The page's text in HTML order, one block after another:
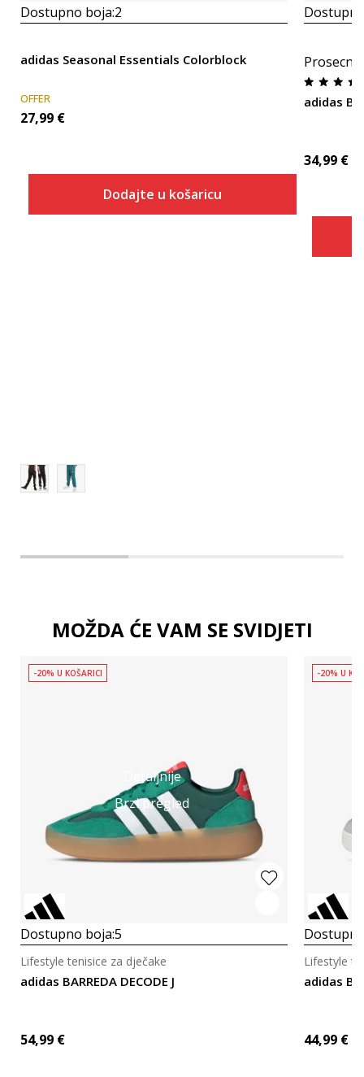
Dostupno boja:2
adidas Seasonal Essentials Colorblock
OFFER
27,99 €
Dodajte u košaricu
adidas
34,99 €
MOŽDA ĆE VAM SE SVIDJETI
Detaljnije
Brzi pregled
-20% U KOŠARICI
Dostupno boja:5
adidas BARREDA DECODE J
Lifestyle tenisice za dječake
54,99 €
-20% U
adidas
Lifestyle
44,99 €